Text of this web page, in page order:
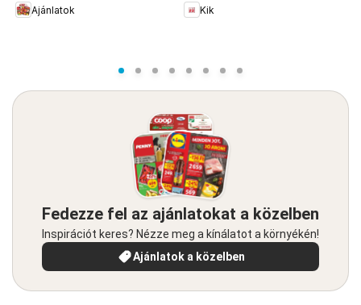
Ajánlatok
Kik
Fedezze fel az ajánlatokat a közelben
Inspirációt keres? Nézze meg a kínálatot a környékén!
Ajánlatok a közelben